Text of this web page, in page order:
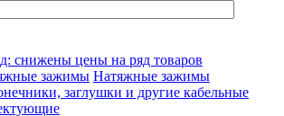
снижены цены на ряд товаров
Натяжные зажимы